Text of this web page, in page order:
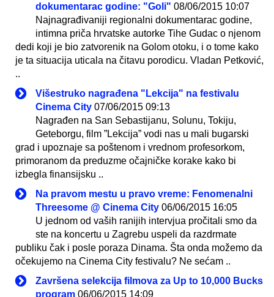
dokumentarac godine: "Goli" 08/06/2015 10:07
Najnagrađivaniji regionalni dokumentarac godine,
intimna priča hrvatske autorke Tihe Gudac o njenom
dedi koji je bio zatvorenik na Golom otoku, i o tome kako
je ta situacija uticala na čitavu porodicu. Vladan Petković,
..
Višestruko nagrađena "Lekcija" na festivalu
Cinema City 07/06/2015 09:13
Nagrađen na San Sebastijanu, Solunu, Tokiju,
Geteborgu, film ”Lekcija” vodi nas u mali bugarski
grad i upoznaje sa poštenom i vrednom profesorkom,
primoranom da preduzme očajničke korake kako bi
izbegla finansijsku ..
Na pravom mestu u pravo vreme: Fenomenalni
Threesome @ Cinema City 06/06/2015 16:05
U jednom od vaših ranijih intervjua pročitali smo da
ste na koncertu u Zagrebu uspeli da razdrmate
publiku čak i posle poraza Dinama. Šta onda možemo da
očekujemo na Cinema City festivalu? Ne sećam ..
Završena selekcija filmova za Up to 10,000 Bucks
program 06/06/2015 14:09